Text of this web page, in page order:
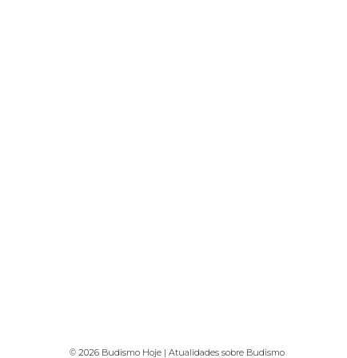
© 2026 Budismo Hoje | Atualidades sobre Budismo